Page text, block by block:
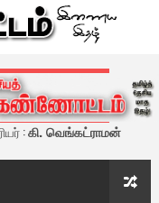
இதழ்
:கி. வெங்கட்ராமன்